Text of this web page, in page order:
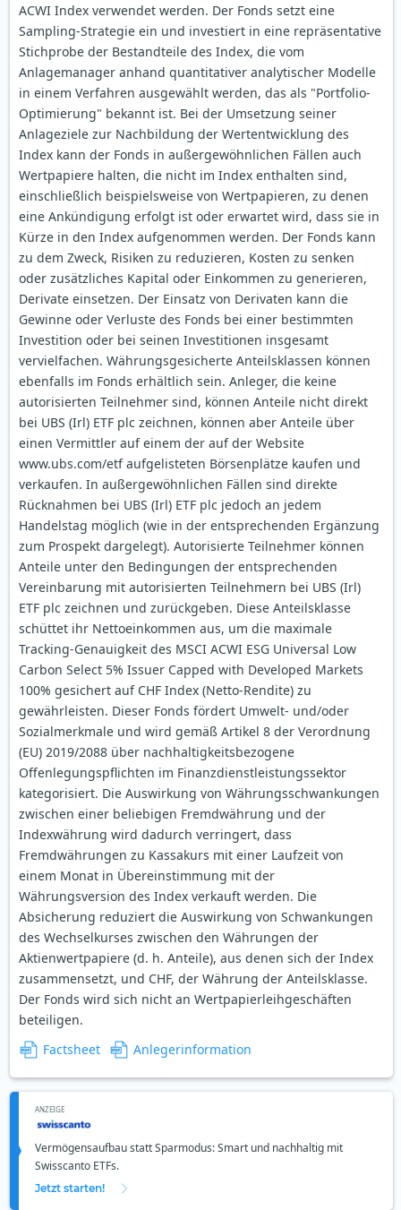
ACWI Index verwendet werden. Der Fonds setzt eine
Sampling-Strategie ein und investiert in eine repräsentative
Stichprobe der Bestandteile des Index, die vom
Anlagemanager anhand quantitativer analytischer Modelle
in einem Verfahren ausgewählt werden, das als "Portfolio-
Optimierung" bekannt ist. Bei der Umsetzung seiner
Anlageziele zur Nachbildung der Wertentwicklung des
Index kann der Fonds in außergewöhnlichen Fällen auch
Wertpapiere halten, die nicht im Index enthalten sind,
einschließlich beispielsweise von Wertpapieren, zu denen
eine Ankündigung erfolgt ist oder erwartet wird, dass sie in
Kürze in den Index aufgenommen werden. Der Fonds kann
zu dem Zweck, Risiken zu reduzieren, Kosten zu senken
oder zusätzliches Kapital oder Einkommen zu generieren,
Derivate einsetzen. Der Einsatz von Derivaten kann die
Gewinne oder Verluste des Fonds bei einer bestimmten
Investition oder bei seinen Investitionen insgesamt
vervielfachen. Währungsgesicherte Anteilsklassen können
ebenfalls im Fonds erhältlich sein. Anleger, die keine
autorisierten Teilnehmer sind, können Anteile nicht direkt
bei UBS (Irl) ETF plc zeichnen, können aber Anteile über
einen Vermittler auf einem der auf der Website
www.ubs.com/etf aufgelisteten Börsenplätze kaufen und
verkaufen. In außergewöhnlichen Fällen sind direkte
Rücknahmen bei UBS (Irl) ETF plc jedoch an jedem
Handelstag möglich (wie in der entsprechenden Ergänzung
zum Prospekt dargelegt). Autorisierte Teilnehmer können
Anteile unter den Bedingungen der entsprechenden
Vereinbarung mit autorisierten Teilnehmern bei UBS (Irl)
ETF plc zeichnen und zurückgeben. Diese Anteilsklasse
schüttet ihr Nettoeinkommen aus, um die maximale
Tracking-Genauigkeit des MSCI ACWI ESG Universal Low
Carbon Select 5% Issuer Capped with Developed Markets
100% gesichert auf CHF Index (Netto-Rendite) zu
gewährleisten. Dieser Fonds fördert Umwelt- und/oder
Sozialmerkmale und wird gemäß Artikel 8 der Verordnung
(EU) 2019/2088 über nachhaltigkeitsbezogene
Offenlegungspflichten im Finanzdienstleistungssektor
kategorisiert. Die Auswirkung von Währungsschwankungen
zwischen einer beliebigen Fremdwährung und der
Indexwährung wird dadurch verringert, dass
Fremdwährungen zu Kassakurs mit einer Laufzeit von
einem Monat in Übereinstimmung mit der
Währungsversion des Index verkauft werden. Die
Absicherung reduziert die Auswirkung von Schwankungen
des Wechselkurses zwischen den Währungen der
Aktienwertpapiere (d. h. Anteile), aus denen sich der Index
zusammensetzt, und CHF, der Währung der Anteilsklasse.
Der Fonds wird sich nicht an Wertpapierleihgeschäften
beteiligen.
Factsheet
Anlegerinformation
ANZEIGE
Vermögensaufbau statt Sparmodus: Smart und nachhaltig mit
Swisscanto ETFs.
Jetzt starten!